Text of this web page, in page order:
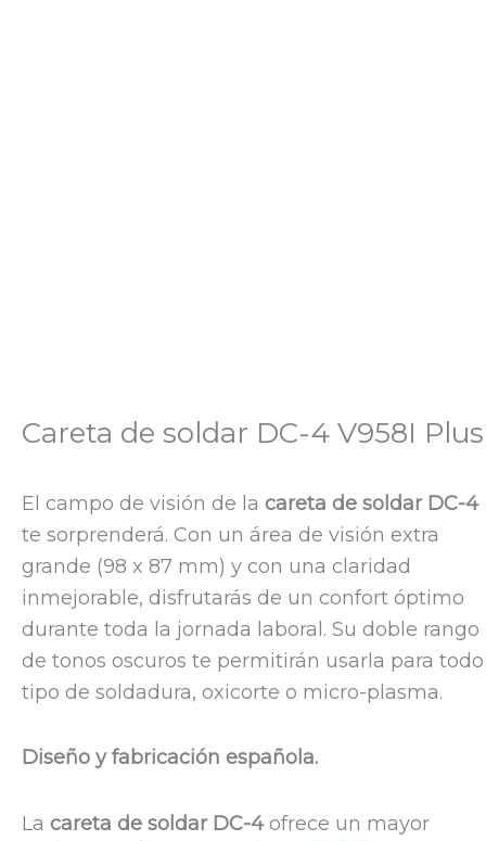
Careta de soldar DC-4 V958I Plus
El campo de visión de la careta de soldar DC-4
te sorprenderá. Con un área de visión extra
grande (98 x 87 mm) y con una claridad
inmejorable, disfrutarás de un confort óptimo
durante toda la jornada laboral. Su doble rango
de tonos oscuros te permitirán usarla para todo
tipo de soldadura, oxicorte o micro-plasma.
Diseño y fabricación española.
La careta de soldar DC-4ofrece un mayor